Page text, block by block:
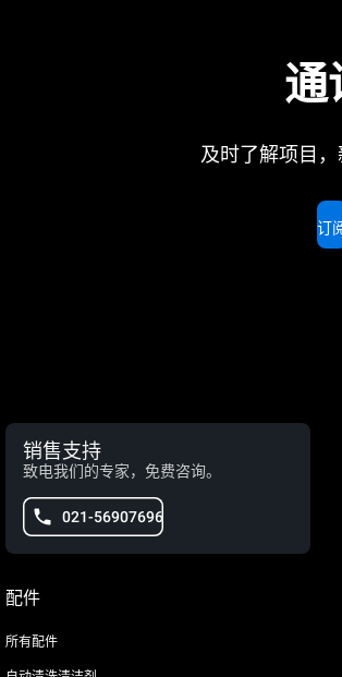
通
及时了解项目，
订
销售支持
致电我们的专家，免费咨询。
021-56907696
配件
所有配件